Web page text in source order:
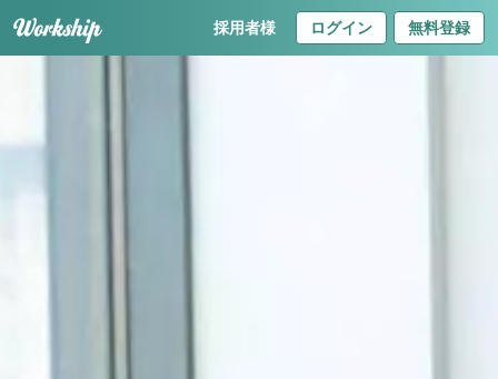
採用者様 ログイン 無料登録